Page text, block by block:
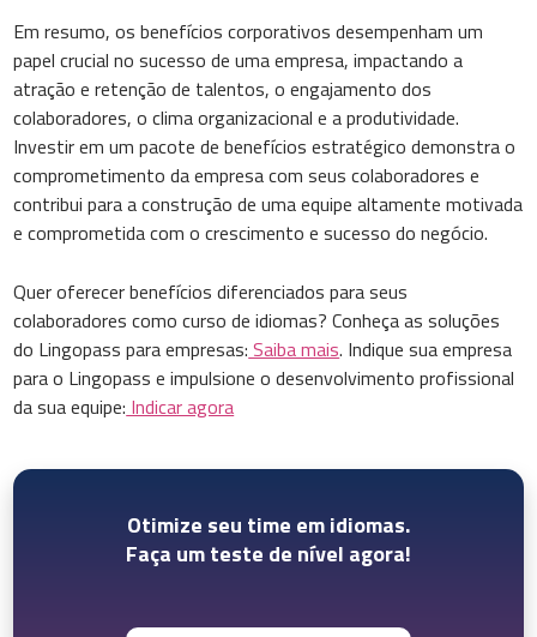
Em resumo, os benefícios corporativos desempenham um
papel crucial no sucesso de uma empresa, impactando a
atração e retenção de talentos, o engajamento dos
colaboradores, o clima organizacional e a produtividade.
Investir em um pacote de benefícios estratégico demonstra o
comprometimento da empresa com seus colaboradores e
contribui para a construção de uma equipe altamente motivada
e comprometida com o crescimento e sucesso do negócio.
Quer oferecer benefícios diferenciados para seus
colaboradores como curso de idiomas? Conheça as soluções
do Lingopass para empresas: Saiba mais. Indique sua empresa
para o Lingopass e impulsione o desenvolvimento profissional
da sua equipe: Indicar agora
Otimize seu time em idiomas.
Faça um teste de nível agora!